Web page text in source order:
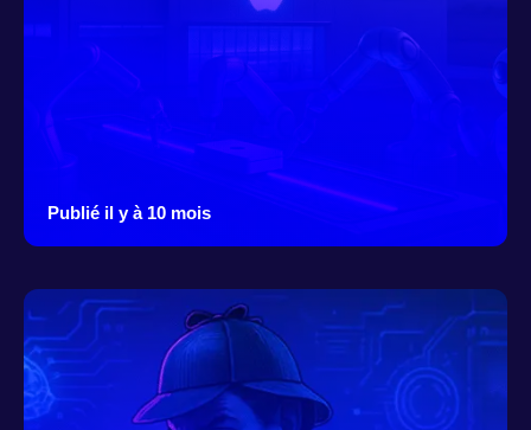
Publié il y à 10 mois